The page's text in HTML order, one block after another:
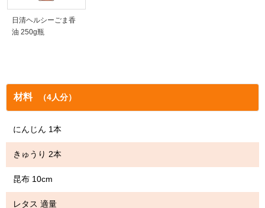
日清ヘルシーごま香
油 250g瓶
材料 （4人分）
にんじん 1本
きゅうり 2本
昆布 10cm
レタス 適量